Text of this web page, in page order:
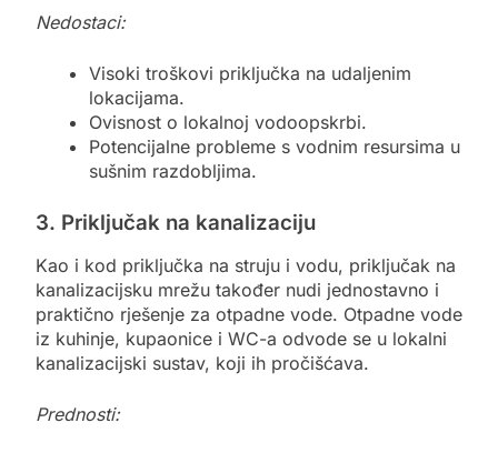
Nedostaci:
Visoki troškovi priključka na udaljenim
lokacijama.
Ovisnost o lokalnoj vodoopskrbi.
Potencijalne probleme s vodnim resursima u
sušnim razdobljima.
3. Priključak na kanalizaciju
Kao i kod priključka na struju i vodu, priključak na
kanalizacijsku mrežu također nudi jednostavno i
praktično rješenje za otpadne vode. Otpadne vode
iz kuhinje, kupaonice i WC-a odvode se u lokalni
kanalizacijski sustav, koji ih pročišćava.
Prednosti: